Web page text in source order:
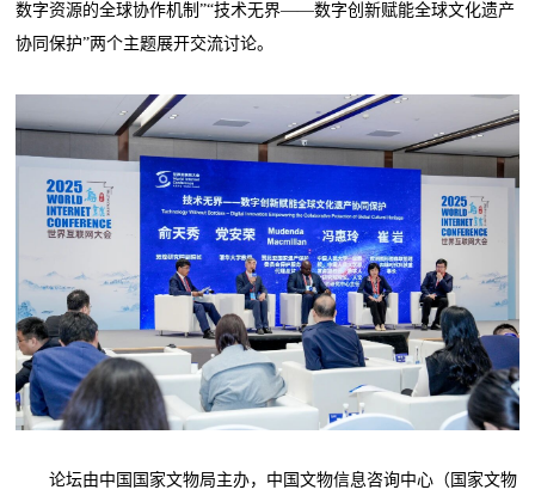
数字资源的全球协作机制”“技术无界——数字创新赋能全球文化遗产
协同保护”两个主题展开交流讨论。
论坛由中国国家文物局主办，中国文物信息咨询中心（国家文物